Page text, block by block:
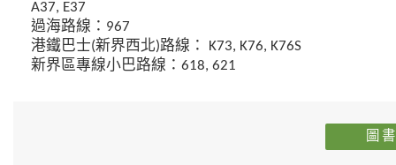
A37, E37
過海路線：967
港鐵巴士(新界西北)路線： K73, K76, K76S
新界區專線小巴路線：618, 621
圖